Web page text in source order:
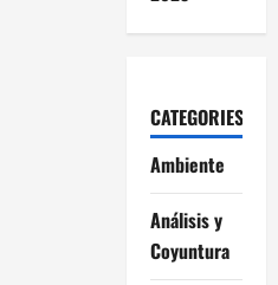
CATEGORIES
Ambiente
Análisis y
Coyuntura